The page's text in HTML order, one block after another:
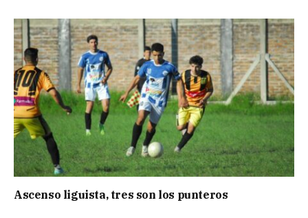
Ascenso liguista, tres son los punteros